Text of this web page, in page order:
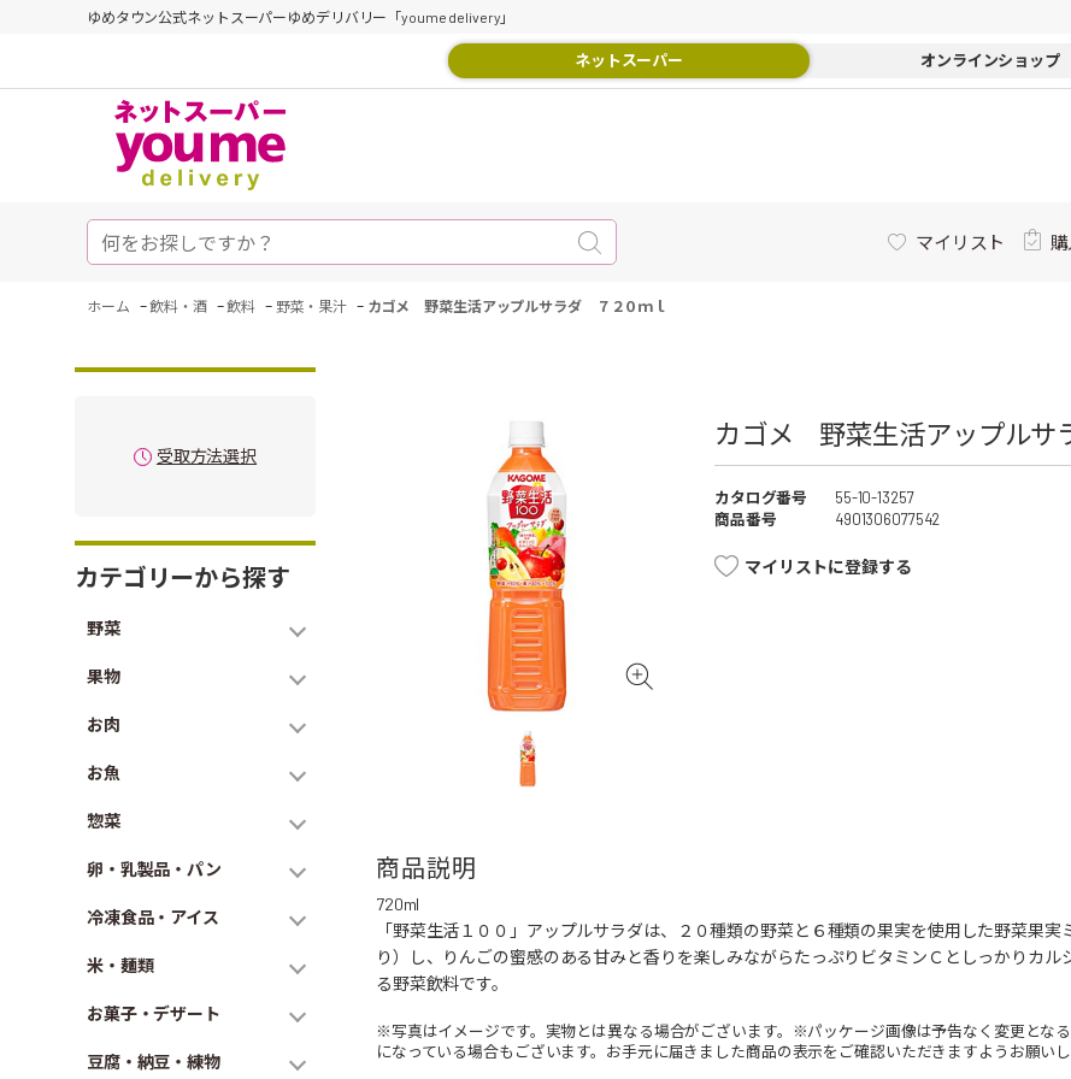
ゆめタウン公式ネットスーパーゆめデリバリー「youme delivery」
ネットスーパー オンラインショップ
マイリスト
ホーム -飲料・酒 -飲料 - 野菜・果汁 - カゴメ 野菜生活アップルサラダ ７２０ｍｌ
受取方法選択
カテゴリーから探す
野菜
果物
お肉
お魚
惣菜
卵・乳製品・パン
冷凍食品・アイス
米・麺類
お菓子・デザート
豆腐・納豆・練物
カゴメ 野菜生活アップル
カタログ番号
55-10-13257
商品番号
4901306077542
マイリストに登録する
商品説明
720ml
「野菜生活１００」アップルサラダは、２０種類の野菜と６種類の果実を使用した野菜果
り）し、りんごの蜜感のある甘みと香りを楽しみながらたっぷりビタミンＣとしっかりカ
る野菜飲料です。
※写真はイメージです。実物とは異なる場合がございます。※パッケージ画像は予告なく変更とな
になっている場合もございます。お手元に届きました商品の表示をご確認いただきますようお願いし